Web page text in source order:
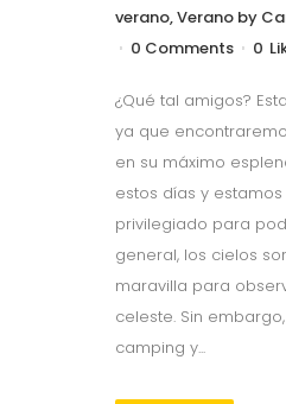
verano,Verano by
0 Comments
0
¿Qué tal amigos?
ya que
en su máximo
estos días y
privilegiado para
general, los cielos
maravilla para
celeste. Sin
camping y...